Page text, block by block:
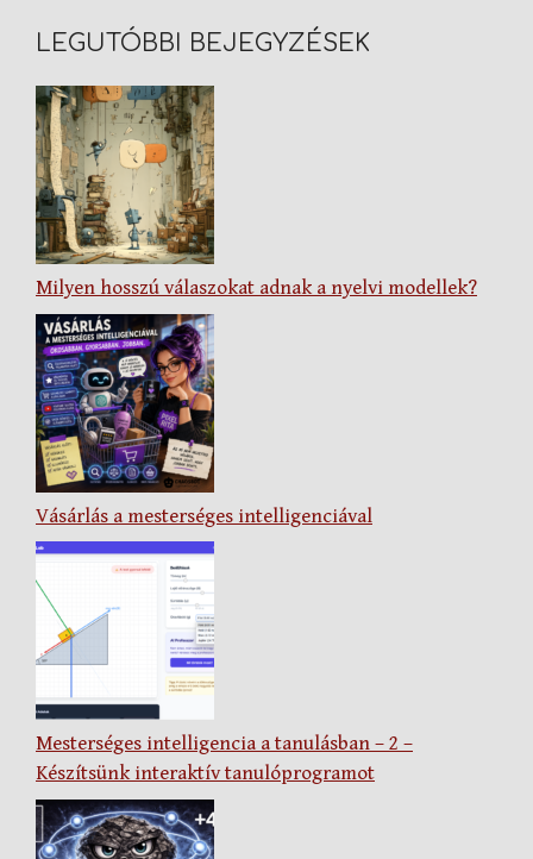
LEGUTÓBBI BEJEGYZÉSEK
Milyen hosszú válaszokat adnak a nyelvi modellek?
Vásárlás a mesterséges intelligenciával
Mesterséges intelligencia a tanulásban – 2 –
Készítsünk interaktív tanulóprogramot